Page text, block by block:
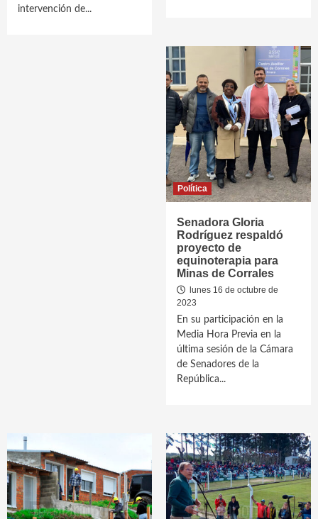
intervención de...
Política
Senadora Gloria
Rodríguez respaldó
proyecto de
equinoterapia para
Minas de Corrales
lunes 16 de octubre de
2023
En su participación en la
Media Hora Previa en la
última sesión de la Cámara
de Senadores de la
República...